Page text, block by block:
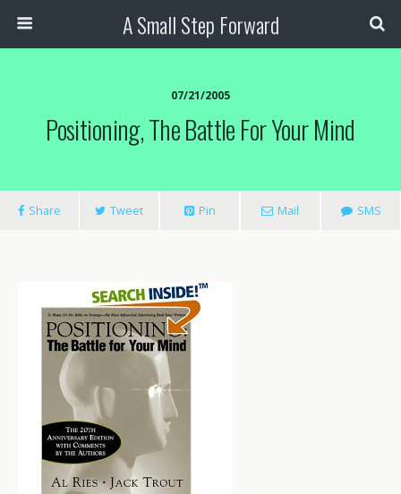
A Small Step Forward
07/21/2005
Positioning, The Battle For Your Mind
Share Tweet Pin Mail SMS